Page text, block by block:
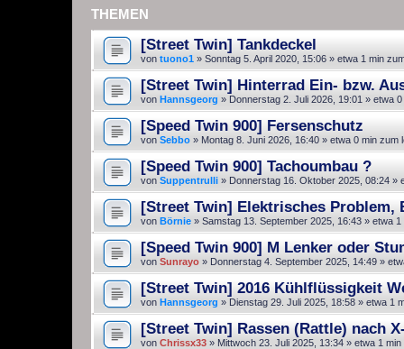
THEMEN
[Street Twin] Tankdeckel
von tuono1 » Sonntag 5. April 2020, 15:06 » etwa 1 min
[Street Twin] Hinterrad Ein- bzw.
von Hannsgeorg » Donnerstag 2. Juli 2026, 19:01 » etwa
[Speed Twin 900] Fersenschutz
von Sebbo » Montag 8. Juni 2026, 16:40 » etwa 0 min zum
[Speed Twin 900] Tachoumbau ?
von Suppentrulli » Donnerstag 16. Oktober 2025, 08:24 »
[Street Twin] Elektrisches Problem,
von Börnie » Samstag 13. September 2025, 16:43 » etwa 1
[Speed Twin 900] M Lenker oder
von Sunrayo » Donnerstag 4. September 2025, 14:49 »
[Street Twin] 2016 Kühlflüssigkeit
von Hannsgeorg » Dienstag 29. Juli 2025, 18:58 » etwa 1
[Street Twin] Rassen (Rattle) nach
von Chrissx33 » Mittwoch 23. Juli 2025, 13:34 » etwa 1